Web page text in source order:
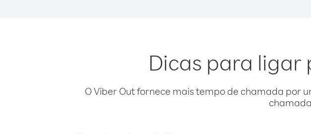
Dicas para ligar
O Viber Out fornece mais tempo de chamada por